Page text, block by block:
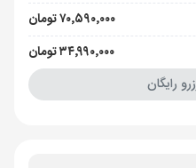
۷۰٬۵۹۰٬۰۰۰ تومان
۳۴٬۹۹۰٬۰۰۰ تومان
رایگان